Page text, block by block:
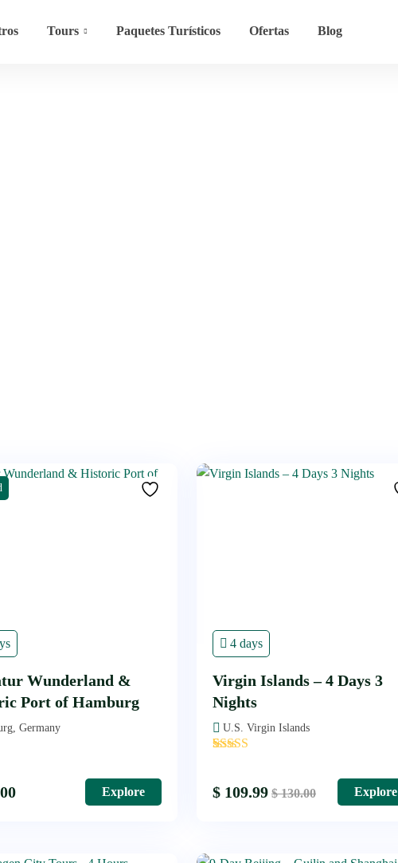
Tours Paquetes Turísticos Ofertas Blog
Wunderland &
Port of Hamburg
Germany
Explore
4 days
Virgin Islands – 4 Days 3
Nights
U.S. Virgin Islands
'
$ 109.99 $130.00 Explore